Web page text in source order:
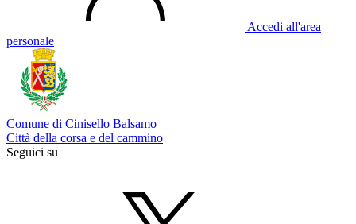
Accedi all'area
personale
Comune di Cinisello Balsamo
Città della corsa e del cammino
Seguici su